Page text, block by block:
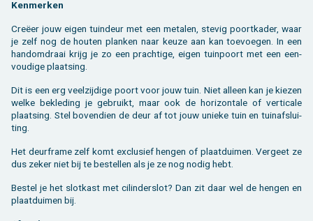
Ken­mer­ken
Creëer jouw eigen tuin­deur met een me­ta­len, ste­vig poort­ka­der, waar
je zelf nog de hou­ten plan­ken naar keuze aan kan toe­voe­gen. In een
hand­om­draai krijg je zo een prach­ti­ge, eigen tuin­poort met een een­
vou­di­ge plaat­sing.
Dit is een erg veel­zij­di­ge poort voor jouw tuin. Niet al­leen kan je kie­zen
welke be­kle­ding je ge­bruikt, maar ook de ho­ri­zon­ta­le of ver­ti­ca­le
plaat­sing. Stel bo­ven­dien de deur af tot jouw unie­ke tuin en tuin­af­slui­
ting.
Het deur­fra­me zelf komt ex­clu­sief hen­gen of plaat­dui­men. Ver­geet ze
dus zeker niet bij te be­stel­len als je ze nog nodig hebt.
Be­stel je het slot­kast met ci­lin­der­slot? Dan zit daar wel de hen­gen en
plaat­dui­men bij.